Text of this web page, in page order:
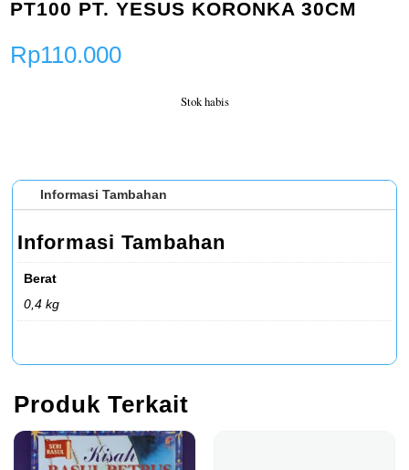
PT100 PT. YESUS KORONKA 30CM
Rp110.000
Stok habis
Informasi Tambahan
Informasi Tambahan
Berat
0,4 kg
Produk Terkait